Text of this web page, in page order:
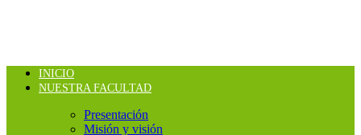
INICIO
NUESTRA FACULTAD
Presentación
Misión y visión